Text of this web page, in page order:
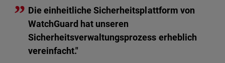
” Die einheitliche Sicherheitsplattform von
WatchGuard hat unseren
Sicherheitsverwaltungsprozess erheblich
vereinfacht."